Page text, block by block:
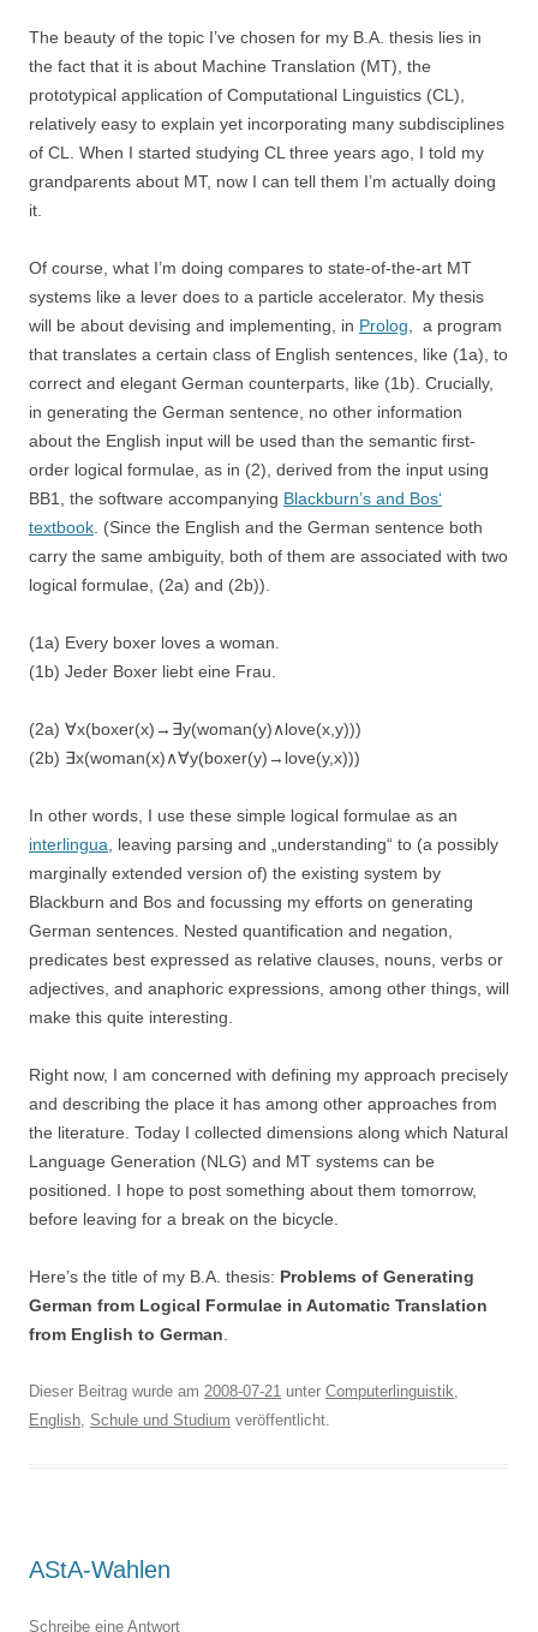
The beauty of the topic I’ve chosen for my B.A. thesis lies in
the fact that it is about Machine Translation (MT), the
prototypical application of Computational Linguistics (CL),
relatively easy to explain yet incorporating many subdisciplines
of CL. When I started studying CL three years ago, I told my
grandparents about MT, now I can tell them I’m actually doing
it.
Of course, what I’m doing compares to state-of-the-art MT
systems like a lever does to a particle accelerator. My thesis
will be about devising and implementing, in Prolog , a program
that translates a certain class of English sentences, like (1a), to
correct and elegant German counterparts, like (1b). Crucially,
in generating the German sentence, no other information
about the English input will be used than the semantic first-
order logical formulae, as in (2), derived from the input using
BB1, the software accompanying Blackburn’s and Bos‘
textbook . (Since the English and the German sentence both
carry the same ambiguity, both of them are associated with two
logical formulae, (2a) and (2b)).
(1a) Every boxer loves a woman.
(1b) Jeder Boxer liebt eine Frau.
(2a) ∀x(boxer(x)→∃y(woman(y)∧love(x,y)))
(2b) ∃x(woman(x)∧∀y(boxer(y)→love(y,x)))
In other words, I use these simple logical formulae as an
interlingua , leaving parsing and „understanding“ to (a possibly
marginally extended version of) the existing system by
Blackburn and Bos and focussing my efforts on generating
German sentences. Nested quantification and negation,
predicates best expressed as relative clauses, nouns, verbs or
adjectives, and anaphoric expressions, among other things, will
make this quite interesting.
Right now, I am concerned with defining my approach precisely
and describing the place it has among other approaches from
the literature. Today I collected dimensions along which Natural
Language Generation (NLG) and MT systems can be
positioned. I hope to post something about them tomorrow,
before leaving for a break on the bicycle.
Here’s the title of my B.A. thesis: Problems of Generating
German from Logical Formulae in Automatic Translation
from English to German
Dieser Beitrag wurde am 2008-07-21 unter Computerlinguistik,
English, Schule und Studium veröffentlicht.
AStA-Wahlen
Schreibe eine Antwort